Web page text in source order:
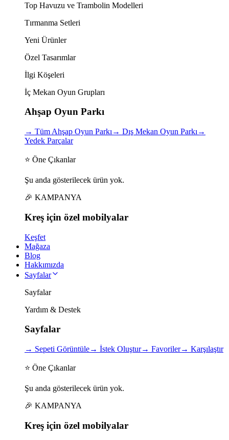
Top Havuzu ve Trambolin Modelleri
Tırmanma Setleri
Yeni Ürünler
Özel Tasarımlar
İlgi Köşeleri
İç Mekan Oyun Grupları
Ahşap Oyun Parkı
→ Tüm Ahşap Oyun Parkı → Dış Mekan Oyun Parkı →
Yedek Parçalar
⭐ Öne Çıkanlar
Şu anda gösterilecek ürün yok.
🎉 KAMPANYA
Kreş için özel mobilyalar
Keşfet
Mağaza
Blog
Hakkımızda
Sayfalar
Sayfalar
Yardım & Destek
Sayfalar
→ Sepeti Görüntüle→ İstek Oluştur→ Favoriler→ Karşılaştır
⭐ Öne Çıkanlar
Şu anda gösterilecek ürün yok.
🎉 KAMPANYA
Kreş için özel mobilyalar